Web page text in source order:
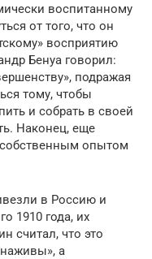
воспитанному
от того, что он
восприятию
Бенуа говорил:
подражая
тому, чтобы
и собрать в своей
Наконец, еще
собственным опытом
в Россию и
1910 года, их
считал, что это
а